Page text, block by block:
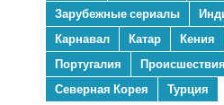
Зарубежные сериалы
Карнавал
Катар Кения
Португалия
Происшествия
Северная Корея
Турция